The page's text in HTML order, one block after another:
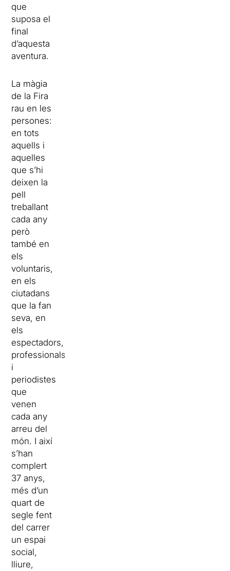
que
suposa el
final
d’aquesta
aventura.
La màgia
de la Fira
rau en les
persones:
en tots
aquells i
aquelles
que s’hi
deixen la
pell
treballant
cada any
però
també en
els
voluntaris,
en els
ciutadans
que la fan
seva, en
els
espectadors,
professionals
i
periodistes
que
venen
cada any
arreu del
món. I així
s’han
complert
37 anys,
més d’un
quart de
segle fent
del carrer
un espai
social,
lliure,